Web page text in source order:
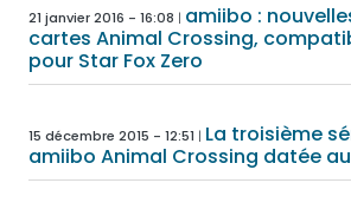
21 janvier 2016 - 16:08
amiibo :
cartes Animal Crossing,
pour Star Fox Zero
15 décembre 2015 - 12:51
La troisième
amiibo Animal Crossing datée